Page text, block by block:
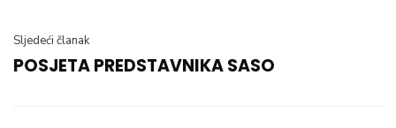
Sljedeći članak
POSJETA PREDSTAVNIKA SASO